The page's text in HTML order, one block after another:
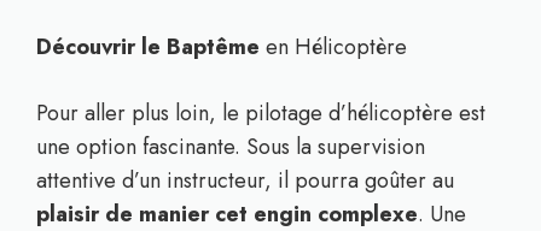
Découvrir le Baptême en Hélicoptère
Pour aller plus loin, le pilotage d’hélicoptère est
une option fascinante. Sous la supervision
attentive d’un instructeur, il pourra goûter au
plaisir de manier cet engin complexe. Une